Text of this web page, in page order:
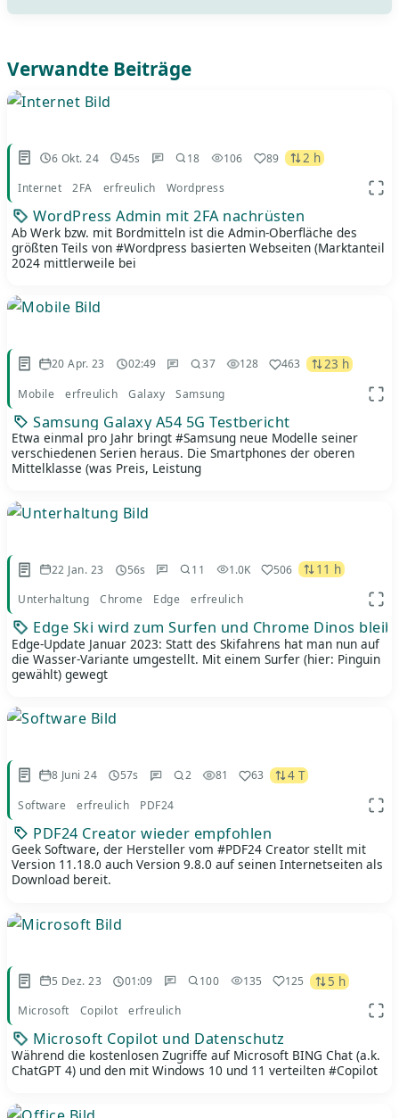
Verwandte Beiträge
6 Okt. 24 45s 18 106 89 2 h
Internet 2FA erfreulich Wordpress
WordPress Admin mit 2FA nachrüsten
Ab Werk bzw. mit Bordmitteln ist die Admin-Oberfläche des
größten Teils von #Wordpress basierten Webseiten (Marktanteil
2024 mittlerweile bei
20 Apr. 23 02:49 37 128 463 23 h
Mobile erfreulich Galaxy Samsung
Samsung Galaxy A54 5G Testbericht
Etwa einmal pro Jahr bringt #Samsung neue Modelle seiner
verschiedenen Serien heraus. Die Smartphones der oberen
Mittelklasse (was Preis, Leistung
22 Jan. 23 56s 11 1.0K 506 11 h
Unterhaltung Chrome Edge erfreulich
Edge Ski wird zum Surfen und Chrome Dinos
Edge-Update Januar 2023: Statt des Skifahrens hat man nun auf
die Wasser-Variante umgestellt. Mit einem Surfer (hier: Pinguin
gewählt) gewegt
8 Juni 24 57s 2 81 63 4 T
Software erfreulich PDF24
PDF24 Creator wieder empfohlen
Geek Software, der Hersteller vom #PDF24 Creator stellt mit
Version 11.18.0 auch Version 9.8.0 auf seinen Internetseiten als
Download bereit.
5 Dez. 23 01:09 100 135 125 5 h
Microsoft Copilot erfreulich
Microsoft Copilot und Datenschutz
Während die kostenlosen Zugriffe auf Microsoft BING Chat (a.k.
ChatGPT 4) und den mit Windows 10 und 11 verteilten #Copilot